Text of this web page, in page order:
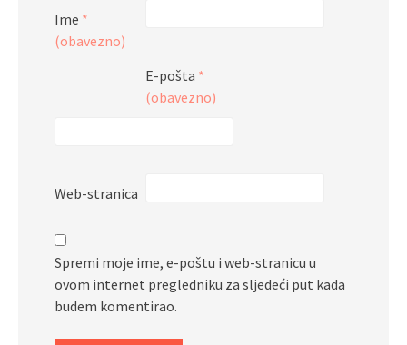
Ime *
(obavezno)
E-pošta *
(obavezno)
Web-stranica
Spremi moje ime, e-poštu i web-stranicu u
ovom internet pregledniku za sljedeći put kada
budem komentirao.